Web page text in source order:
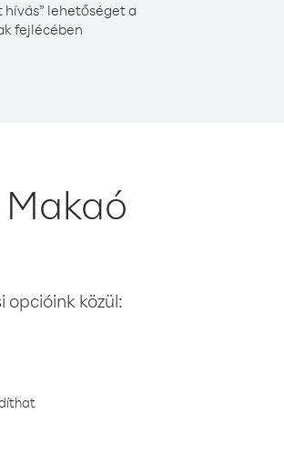
hívás” lehetőséget a
fejlécében
közül: